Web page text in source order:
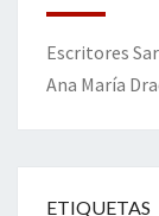
Escritores
Ana María
ETIQUETAS